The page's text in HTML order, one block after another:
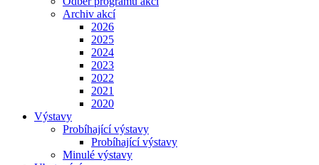
Archiv akcí
2026
2025
2024
2023
2022
2021
2020
Výstavy
Probíhající výstavy
Probíhající výstavy
Minulé výstavy